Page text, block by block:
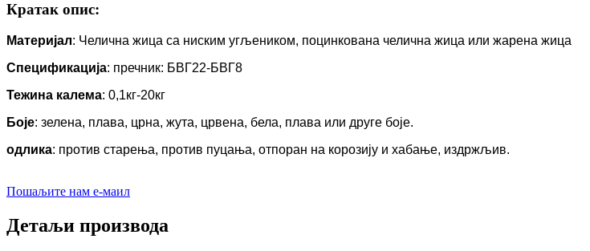
Кратак опис:
Материјал: Челична жица са ниским угљеником, поцинкована челична жица или жарена жица
Спецификација: пречник: БВГ22-БВГ8
Тежина калема: 0,1кг-20кг
Боје: зелена, плава, црна, жута, црвена, бела, плава или друге боје.
одлика: против старења, против пуцања, отпоран на корозију и хабање, издржљив.
Пошаљите нам е-маил
Детаљи производа